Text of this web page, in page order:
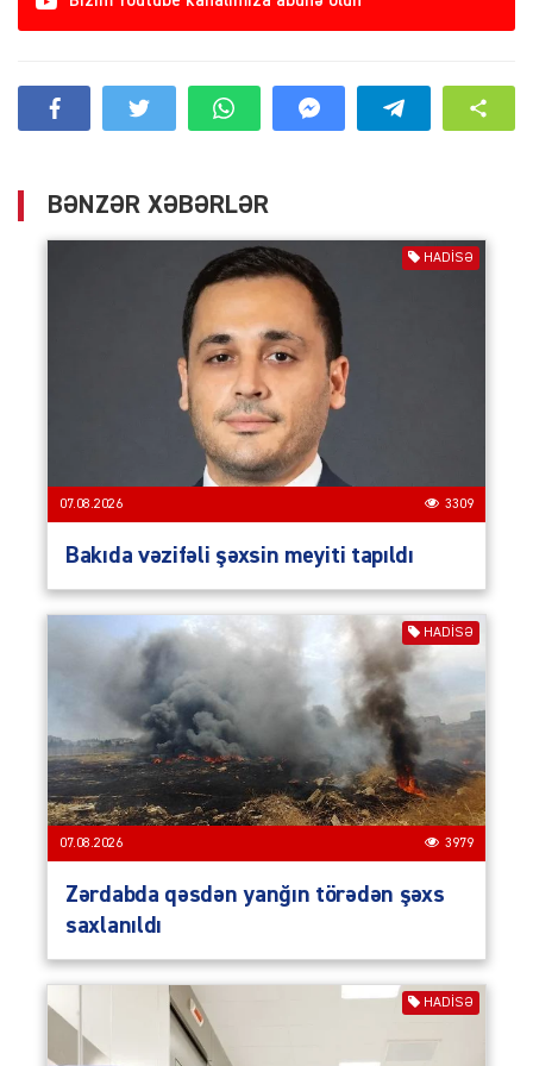
BƏNZƏR XƏBƏRLƏR
HADISƏ
07.08.2026 3309
Bakıda vəzifəli şəxsin meyiti tapıldı
HADISƏ
07.08.2026 3979
Zərdabda qəsdən yanğın törədən şəxs
saxlanıldı
HADISƏ